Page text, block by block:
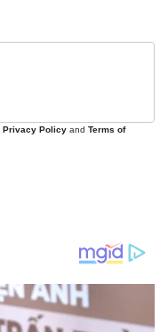
Privacy Policy and Terms of